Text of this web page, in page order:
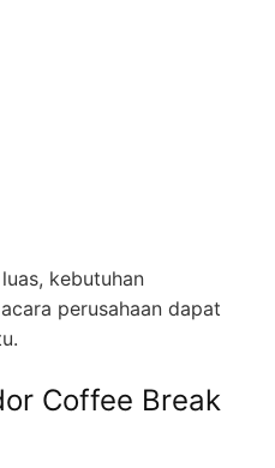
kebutuhan
perusahaan dapat
Coffee Break